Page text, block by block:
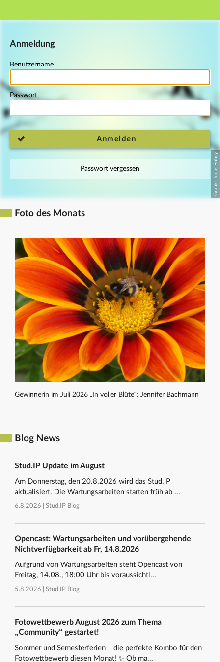
Hauptnavigation
Anmeldung
Benutzername
Passwort
Anmelden
Passwort vergessen
Foto des Monats
Gewinnerin im Juli 2026 „In voller Blüte“: Jennifer Bachmann
Blog News
Stud.IP Update im August
Am Donnerstag, den 20.8.2026 wird das Stud.IP
aktualisiert. Die Wartungsarbeiten starten früh ab ...
6.8.2026 | Stud.IP Blog
Opencast: Wartungsarbeiten und vorübergehende
Nichtverfügbarkeit ab Fr, 14.8.2026
Aufgrund von Wartungsarbeiten steht Opencast von
Freitag, 14.08., 18:00 Uhr bis voraussichtl...
5.8.2026 | Stud.IP Blog
Fotowettbewerb August 2026 zum Thema
„Community“ gestartet!
Sommer und Semesterferien – die perfekte Kombo für den
Fotowettbewerb diesen Monat! ✨ Ob ma...